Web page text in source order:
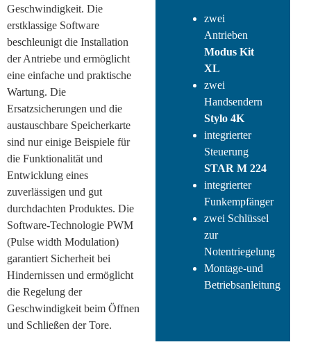
Geschwindigkeit. Die
erstklassige Software
beschleunigt die Installation
der Antriebe und ermöglicht
eine einfache und praktische
Wartung. Die
Ersatzsicherungen und die
austauschbare Speicherkarte
sind nur einige Beispiele für
die Funktionalität und
Entwicklung eines
zuverlässigen und gut
durchdachten Produktes. Die
Software-Technologie PWM
(Pulse width Modulation)
garantiert Sicherheit bei
Hindernissen und ermöglicht
die Regelung der
Geschwindigkeit beim Öffnen
und Schließen der Tore.
zwei
Antrieben
Modus Kit
XL
zwei
Handsendern
Stylo 4K
integrierter
Steuerung
STAR M 224
integrierter
Funkempfänger
zwei Schlüssel
zur
Notentriegelung
Montage-und
Betriebsanleitung